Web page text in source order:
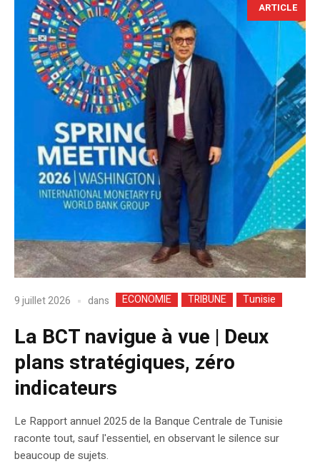
ARTICLE
9 juillet 2026 dans ECONOMIE TRIBUNE Tunisie
La BCT navigue à vue | Deux
plans stratégiques, zéro
indicateurs
Le Rapport annuel 2025 de la Banque Centrale de Tunisie
raconte tout, sauf l'essentiel, en observant le silence sur
beaucoup de sujets.